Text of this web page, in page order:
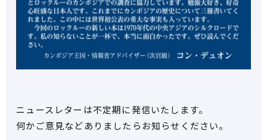
ニュースレターは不定期に発信いたします。
何かご意見などありましたらお知らせください。